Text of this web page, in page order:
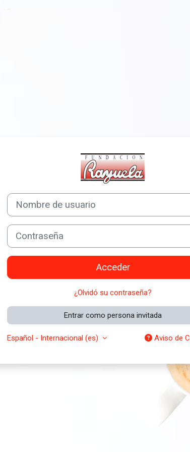
Entrar a
Nombre de usuario
Contraseña
Acceder
¿Olvidó su contraseña?
Entrar como persona invitada
Español - Internacional ‎(es)‎ Aviso de